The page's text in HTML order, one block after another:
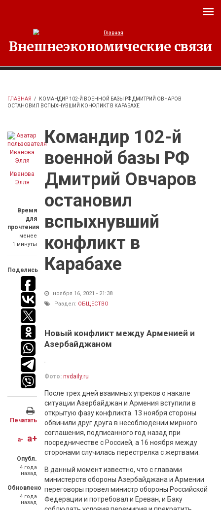
Внешнеэкономические связи
ГЛАВНАЯ /
КОМАНДИР 102-Й ВОЕННОЙ БАЗЫ РФ ДМИТРИЙ ОВЧАРОВ
ОСТАНОВИЛ ВСПЫХНУВШИЙ КОНФЛИКТ В КАРАБАХЕ
Иванова
Элля
Время
для
прочтения
менее
1 минуты
Поделись
Печатать
a- a+
Опубл.
4 года
назад
Обновлено
4 года
назад
Командир 102-й
военной базы РФ
Дмитрий Овчаров
остановил
вспыхнувший
конфликт в
Карабахе
ноября 16, 2021 - 21:38
Раздел: ОБЩЕСТВО
Новый конфликт между Арменией и
Азербайджаном
Фото: nvdaily.ru
После трех дней взаимных упреков о накале
ситуации Азербайджан и Армения вступили в
открытую фазу конфликта. 13 ноября стороны
обвинили друг друга в несоблюдении мирного
соглашения, подписанного год назад при
посредничестве с Россией, а 16 ноября между
сторонами случилась перестрелка с жертвами.
В данный момент известно, что с главами
министерств обороны Азербайджана и Армении
переговоры провел министр обороны Российской
Федерации и потребовал и Ереван, и Баку